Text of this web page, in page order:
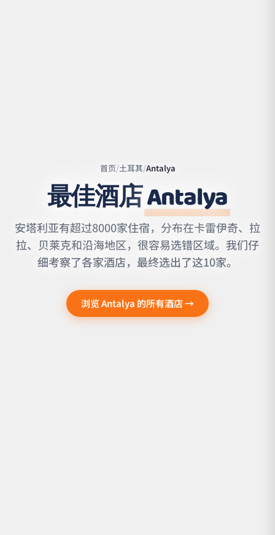
Leaflet
©
OpenStreetMap
首页/土耳其/Antalya
最佳酒店Antalya
安塔利亚有超过8000家住宿，分布在卡雷伊奇、拉
拉、贝莱克和沿海地区，很容易选错区域。我们仔
细考察了各家酒店，最终选出了这10家。
浏览 Antalya 的所有酒店 →